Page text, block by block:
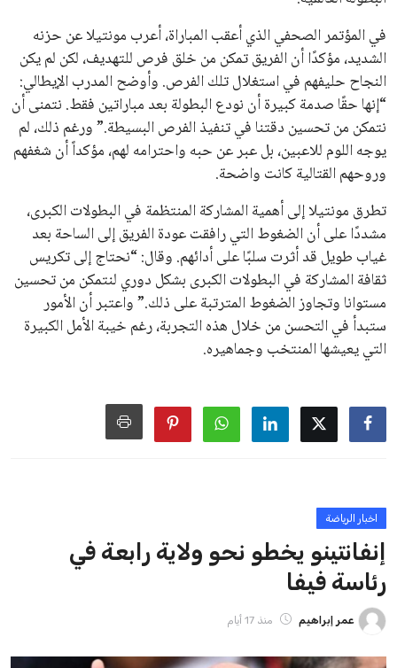
اتحادات أمريكا الجنوبية والكونكاكاف. وقد ساهمت مجموعة من
القرارات التي اتخذها في زيادة الموارد المالية لهذه الاتحادات، فضلاً
عن رفع عدد الفرق المشاركة في كأس العالم، وإطلاق بطولات دولية
جديدة تحت مظلة “فيفا”.
على الجانب الآخر، تتركز المعارضة بشكل ملحوظ داخل القارة
الأوروبية، حيث ارتفعت حدة الانتقادات الموجهة إلى إنفانتينو
بسبب التوسع المستمر في البطولات الدولية وأثر ذلك على الجدول
الزمني للمسابقات المحلية. وقد دعا رئيس رابطة الدوري الإسباني،
خافيير تيباس، إلى تنحّي إنفانتينو، معتبراً أن سياساته تضر بصناعة
كرة القدم وتزيد من ضغوط المباريات.
على الرغم من هذه الانتقادات، تشير التوقعات إلى أن إنفانتينو
يمتلك فرصًا كبيرة للفوز بولاية جديدة، خصوصًا في ظل غياب
منافس قوي يتمتع بإجماع داخل الأسرة الكروية الدولية. هذا يعزز
من فرص استمراره في قيادة “فيفا” حتى عام 2031.